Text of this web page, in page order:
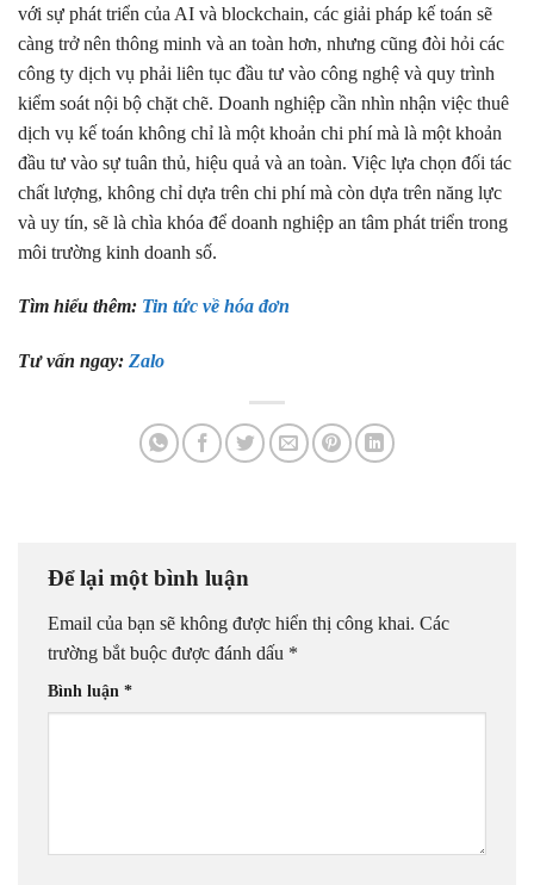
với sự phát triển của AI và blockchain, các giải pháp kế toán sẽ
càng trở nên thông minh và an toàn hơn, nhưng cũng đòi hỏi các
công ty dịch vụ phải liên tục đầu tư vào công nghệ và quy trình
kiểm soát nội bộ chặt chẽ. Doanh nghiệp cần nhìn nhận việc thuê
dịch vụ kế toán không chỉ là một khoản chi phí mà là một khoản
đầu tư vào sự tuân thủ, hiệu quả và an toàn. Việc lựa chọn đối tác
chất lượng, không chỉ dựa trên chi phí mà còn dựa trên năng lực
và uy tín, sẽ là chìa khóa để doanh nghiệp an tâm phát triển trong
môi trường kinh doanh số.
Tìm hiểu thêm: Tin tức về hóa đơn
Tư vấn ngay: Zalo
Để lại một bình luận
Email của bạn sẽ không được hiển thị công khai. Các
trường bắt buộc được đánh dấu *
Bình luận *